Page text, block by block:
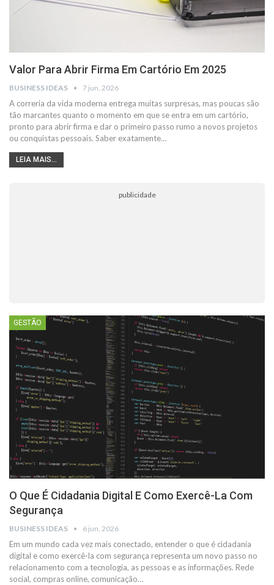
Valor Para Abrir Firma Em Cartório Em 2025
BUSINESS IDEAS 7 jun, 2026
A correria da vida moderna entrega muitas surpresas, mas poucas são
tão marcantes quanto o momento em que se entra em um cartório,
pronto para abrir firma e dar o primeiro passo rumo a novos projetos
ou conquistas pessoais. Saber exatamente…
LEIA MAIS...
publicidade
GESTÃO
O Que É Cidadania Digital E Como Exercê-La Com
Segurança
BUSINESS IDEAS 6 jun, 2026
Em um mundo cada vez mais conectado, entender o que é cidadania
digital e como exercê-la com segurança representa um novo passo no
relacionamento com a tecnologia, as pessoas e as informações. Rede
social, compras online, comunicação…